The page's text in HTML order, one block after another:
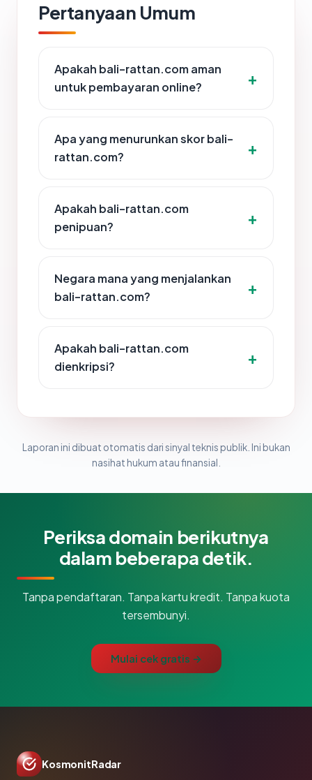
Pertanyaan Umum
Apakah bali-rattan.com aman
untuk pembayaran online?
Apa yang menurunkan skor bali-
rattan.com?
Apakah bali-rattan.com
penipuan?
Negara mana yang menjalankan
bali-rattan.com?
Apakah bali-rattan.com
dienkripsi?
Laporan ini dibuat otomatis dari sinyal teknis publik. Ini bukan
nasihat hukum atau finansial.
Periksa domain berikutnya
dalam beberapa detik.
Tanpa pendaftaran. Tanpa kartu kredit. Tanpa kuota
tersembunyi.
Mulai cek gratis →
KosmonitRadar